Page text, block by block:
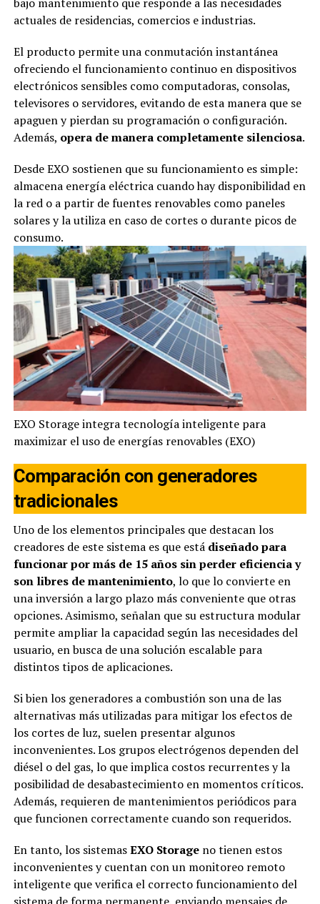
actuales de residencias, comercios e industrias.
El producto permite una conmutación instantánea
ofreciendo el funcionamiento continuo en dispositivos
electrónicos sensibles como computadoras, consolas,
televisores o servidores, evitando de esta manera que se
apaguen y pierdan su programación o configuración.
Además, opera de manera completamente silenciosa.
Desde EXO sostienen que su funcionamiento es simple:
almacena energía eléctrica cuando hay disponibilidad en
la red o a partir de fuentes renovables como paneles
solares y la utiliza en caso de cortes o durante picos de
consumo.
EXO Storage integra tecnología inteligente para
maximizar el uso de energías renovables (EXO)
Comparación con generadores
tradicionales
Uno de los elementos principales que destacan los
creadores de este sistema es que está diseñado para
funcionar por más de 15 años sin perder eficiencia y
son libres de mantenimiento, lo que lo convierte en
una inversión a largo plazo más conveniente que otras
opciones. Asimismo, señalan que su estructura modular
permite ampliar la capacidad según las necesidades del
usuario, en busca de una solución escalable para
distintos tipos de aplicaciones.
Si bien los generadores a combustión son una de las
alternativas más utilizadas para mitigar los efectos de
los cortes de luz, suelen presentar algunos
inconvenientes. Los grupos electrógenos dependen del
diésel o del gas, lo que implica costos recurrentes y la
posibilidad de desabastecimiento en momentos críticos.
Además, requieren de mantenimientos periódicos para
que funcionen correctamente cuando son requeridos.
En tanto, los sistemasEXO Storageno tienen estos
inconvenientes y cuentan con un monitoreo remoto
inteligente que verifica el correcto funcionamiento del